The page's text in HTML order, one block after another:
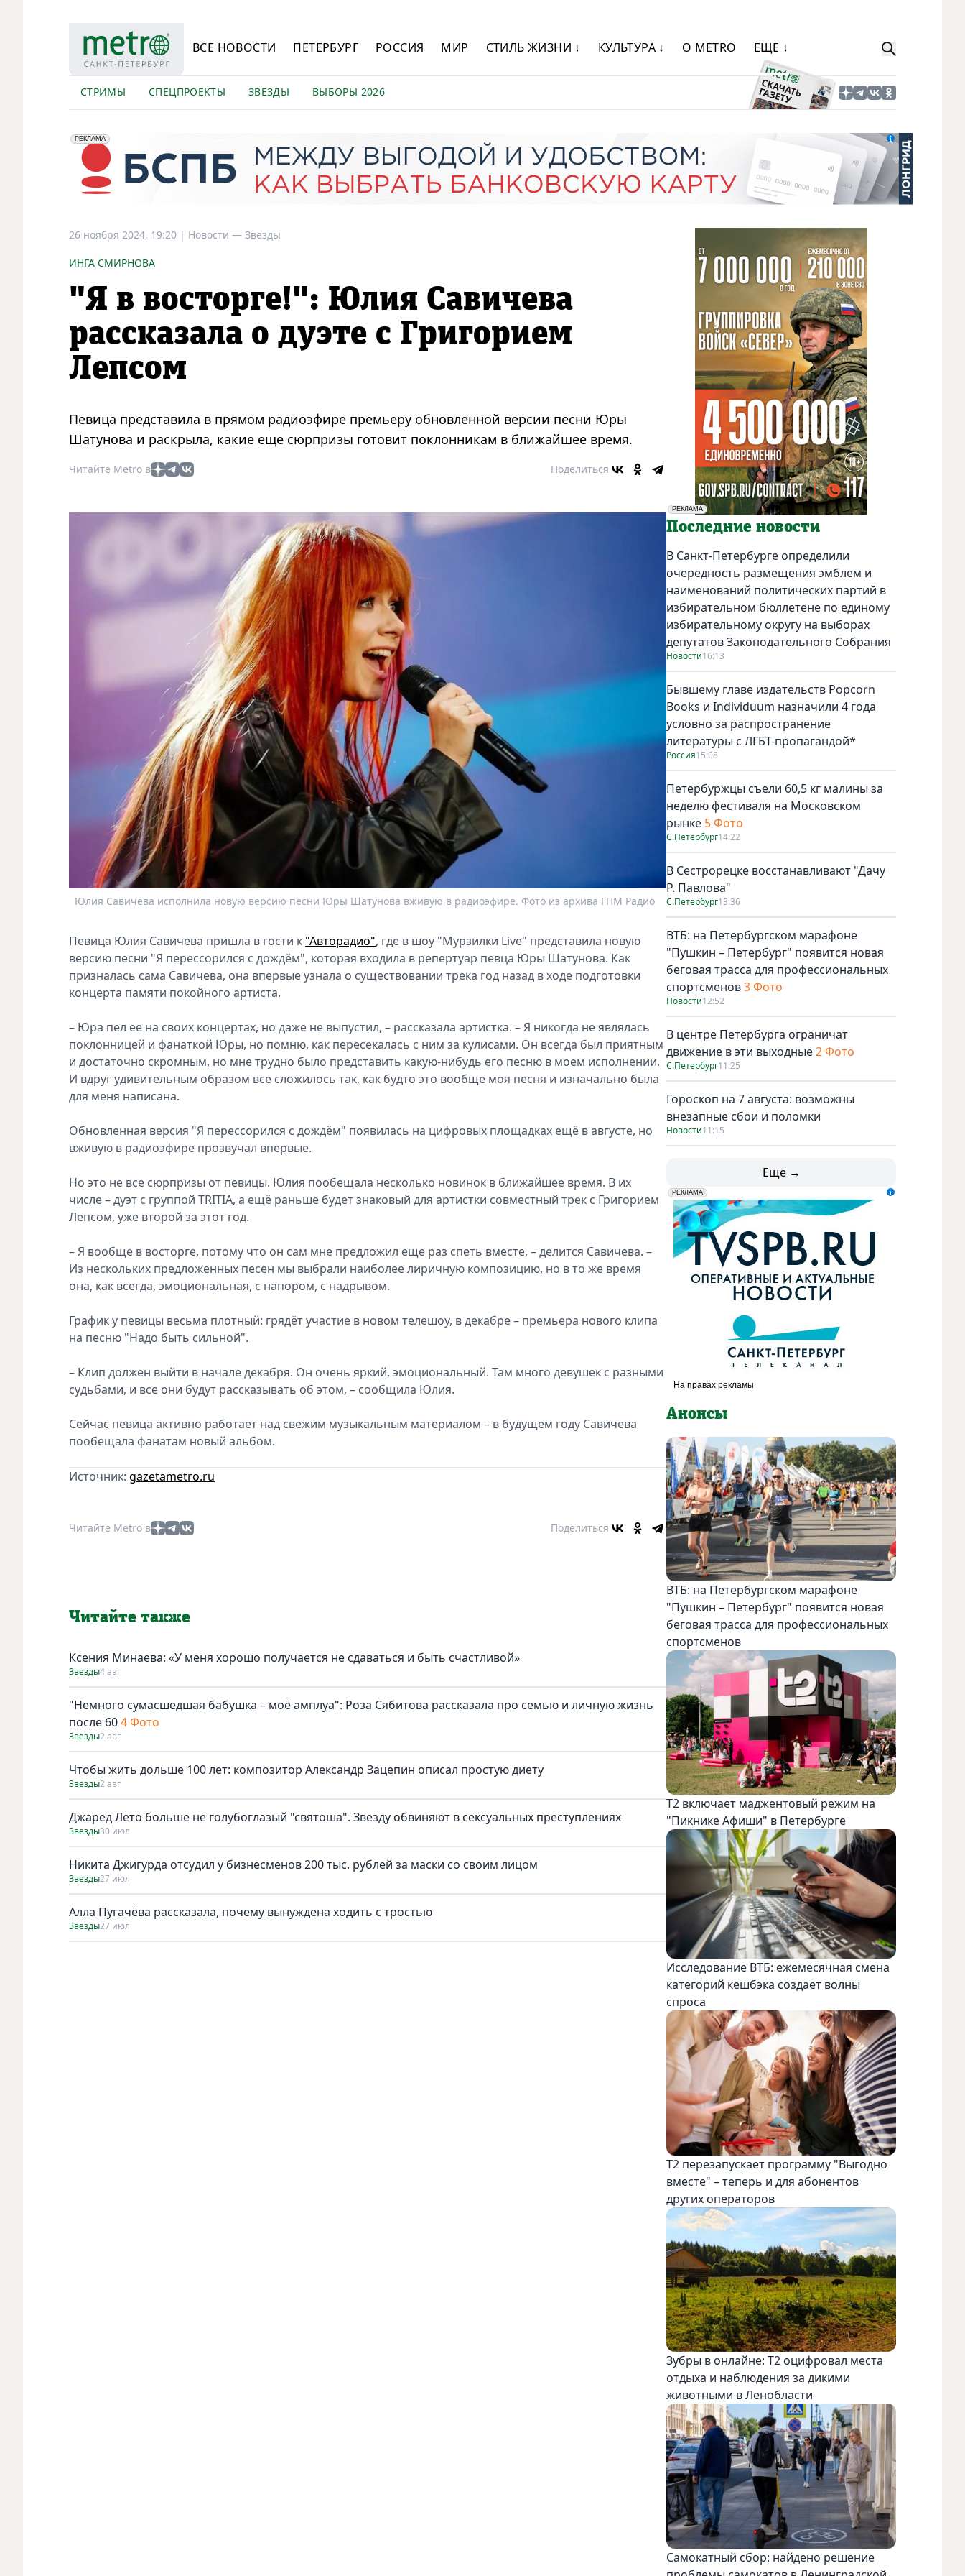
ВСЕ НОВОСТИ ПЕТЕРБУРГ РОССИЯ МИР СТИЛЬ ЖИЗНИ ↓ КУЛЬТУРА ↓ О METRO ЕЩЕ ↓
СТРИМЫ СПЕЦПРОЕКТЫ ЗВЕЗДЫ ВЫБОРЫ 2026
erid: 2VfnxyFybV5
РЕКЛАМА
ПАО "Банк "Санкт-Петербург", ИНН: 7831000027
26 ноября 2024, 19:20 | Новости — Звезды
ИНГА СМИРНОВА
"Я в восторге!": Юлия Савичева
рассказала о дуэте с Григорием
Лепсом
Певица представила в прямом радиоэфире премьеру обновленной версии песни Юры
Шатунова и раскрыла, какие еще сюрпризы готовит поклонникам в ближайшее время.
Читайте Metro в Поделиться
Юлия Савичева исполнила новую версию песни Юры Шатунова вживую в радиоэфире. Фото из архива ГПМ Радио
Певица Юлия Савичева пришла в гости к "Авторадио", где в шоу "Мурзилки Live" представила новую
версию песни "Я перессорился с дождём", которая входила в репертуар певца Юры Шатунова. Как
призналась сама Савичева, она впервые узнала о существовании трека год назад в ходе подготовки
концерта памяти покойного артиста.
– Юра пел ее на своих концертах, но даже не выпустил, – рассказала артистка. – Я никогда не являлась
поклонницей и фанаткой Юры, но помню, как пересекалась с ним за кулисами. Он всегда был приятным
и достаточно скромным, но мне трудно было представить какую-нибудь его песню в моем исполнении.
И вдруг удивительным образом все сложилось так, как будто это вообще моя песня и изначально была
для меня написана.
Обновленная версия "Я перессорился с дождём" появилась на цифровых площадках ещё в августе, но
вживую в радиоэфире прозвучал впервые.
Но это не все сюрпризы от певицы. Юлия пообещала несколько новинок в ближайшее время. В их
числе – дуэт с группой TRITIA, а ещё раньше будет знаковый для артистки совместный трек с Григорием
Лепсом, уже второй за этот год.
– Я вообще в восторге, потому что он сам мне предложил еще раз спеть вместе, – делится Савичева. –
Из нескольких предложенных песен мы выбрали наиболее лиричную композицию, но в то же время
она, как всегда, эмоциональная, с напором, с надрывом.
График у певицы весьма плотный: грядёт участие в новом телешоу, в декабре – премьера нового клипа
на песню "Надо быть сильной".
– Клип должен выйти в начале декабря. Он очень яркий, эмоциональный. Там много девушек с разными
судьбами, и все они будут рассказывать об этом, – сообщила Юлия.
Сейчас певица активно работает над свежим музыкальным материалом – в будущем году Савичева
пообещала фанатам новый альбом.
Источник: gazetametro.ru
Читайте Metro в Поделиться
Читайте также
Ксения Минаева: «У меня хорошо получается не сдаваться и быть счастливой»
Звезды4 авг
"Немного сумасшедшая бабушка – моё амплуа": Роза Сябитова рассказала про семью и личную жизнь
после 604 Фото
Звезды2 авг
Чтобы жить дольше 100 лет: композитор Александр Зацепин описал простую диету
Звезды2 авг
Джаред Лето больше не голубоглазый "святоша". Звезду обвиняют в сексуальных преступлениях
Звезды30 июл
Никита Джигурда отсудил у бизнесменов 200 тыс. рублей за маски со своим лицом
Звезды27 июл
Алла Пугачёва рассказала, почему вынуждена ходить с тростью
Звезды27 июл
РЕКЛАМА
Социальная реклама
Последние новости
В Санкт-Петербурге определили
очередность размещения эмблем и
наименований политических партий в
избирательном бюллетене по единому
избирательному округу на выборах
депутатов Законодательного Собрания
Новости16:13
Бывшему главе издательств Popcorn
Books и Individuum назначили 4 года
условно за распространение
литературы с ЛГБТ-пропагандой*
Россия15:08
Петербуржцы съели 60,5 кг малины за
неделю фестиваля на Московском
рынке 5 Фото
С.Петербург14:22
В Сестрорецке восстанавливают "Дачу
Р. Павлова"
С.Петербург13:36
ВТБ: на Петербургском марафоне
"Пушкин – Петербург" появится новая
беговая трасса для профессиональных
спортсменов3 Фото
Новости12:52
В центре Петербурга ограничат
движение в эти выходные2 Фото
С.Петербург11:25
Гороскоп на 7 августа: возможны
внезапные сбои и поломки
Новости11:15
Еще →
erid: LdtCK5udn
РЕКЛАМА
АО "ГАТР", ИНН: 7841320717
Анонсы
ВТБ: на Петербургском марафоне
"Пушкин – Петербург" появится новая
беговая трасса для профессиональных
спортсменов
Т2 включает маджентовый режим на
"Пикнике Афиши" в Петербурге
Исследование ВТБ: ежемесячная смена
категорий кешбэка создает волны
спроса
Т2 перезапускает программу "Выгодно
вместе" – теперь и для абонентов
других операторов
Зубры в онлайне: Т2 оцифровал места
отдыха и наблюдения за дикими
животными в Ленобласти
Самокатный сбор: найдено решение